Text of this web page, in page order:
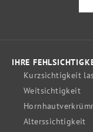
IHRE
Kurzsichtigkeit
Weitsichtigkeit
Alterssichtigkeit